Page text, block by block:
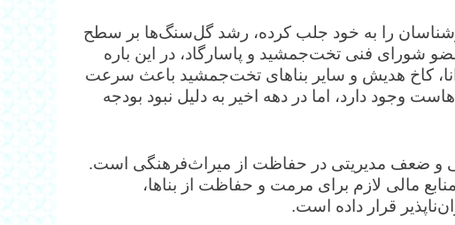
را به خود جلب کرده، رشد گل‌سنگ‌ها بر سطح
فنی تخت‌جمشید و پاسارگاد، در این باره
کاخ هدیش و سایر بناهای تخت‌جمشید باعث سرعت
دارد، اما در دهه اخیر به دلیل نبود بودجه
و ضعف مدیریتی در حفاظت از میراث‌فرهنگی است.
مالی لازم برای مرمت و حفاظت از بناها،
قرار داده است.